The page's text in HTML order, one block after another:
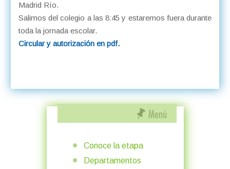
Madrid Río.
Salimos del colegio a las 8:45 y estaremos fuera durante
toda la jornada escolar.
Circular y autorización en pdf.
Conoce la etapa
Departamentos